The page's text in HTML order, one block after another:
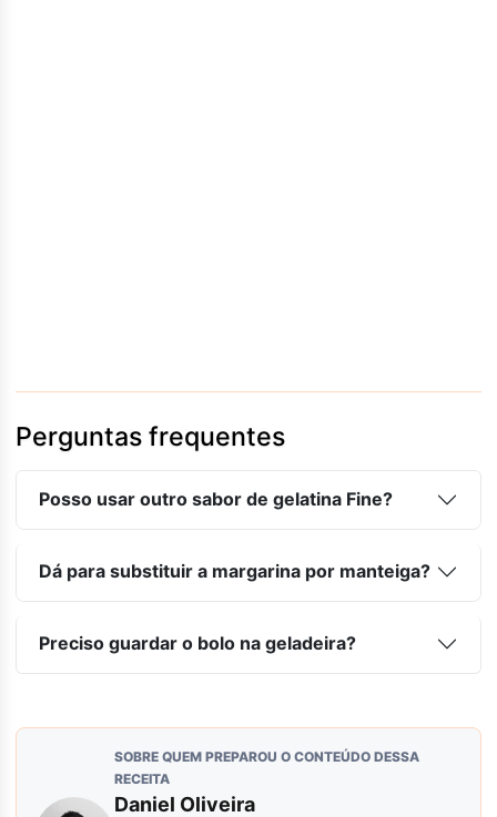
Perguntas frequentes
Posso usar outro sabor de gelatina Fine?
Dá para substituir a margarina por manteiga?
Preciso guardar o bolo na geladeira?
SOBRE QUEM PREPAROU O CONTEÚDO DESSA
RECEITA
Daniel Oliveira